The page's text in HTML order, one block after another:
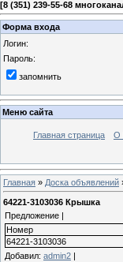
[8 (351) 239-55-68
Форма входа
Логин:
Пароль:
запомнить
Меню сайта
Главная страница О
Главная » Доска объявлений
64221-3103036 Крышка
Предложение |
Номер
64221-3103036
Добавил: admin2 |